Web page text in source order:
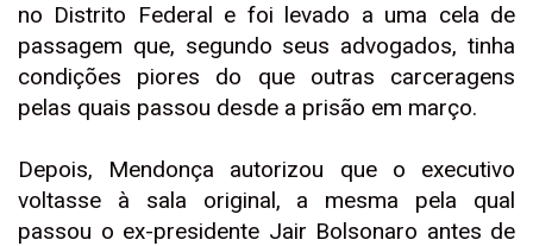
no Distrito Federal e foi levado a uma cela de
passagem que, segundo seus advogados, tinha
condições piores do que outras carceragens
pelas quais passou desde a prisão em março.
Depois, Mendonça autorizou que o executivo
voltasse à sala original, a mesma pela qual
passou o ex-presidente Jair Bolsonaro antes de